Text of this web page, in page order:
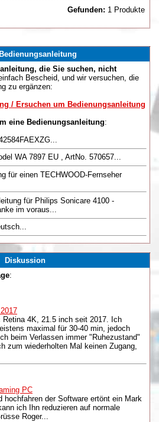
Gefunden: 1 Produkte
die Sie suchen, nicht
Bescheid, und wir versuchen, die
zu ergänzen:
/ Ersuchen um Bedienungsanleitung
eine Bedienungsanleitung:
WA 7897 EU , ArtNo. 570657...
für einen TECHWOOD-Fernseher
für Philips Sonicare 4100 -
im voraus...
Diskussion
:
Retina 4K, 21.5 inch seit 2017. Ich
maximal für 30-40 min, jedoch
beim Verlassen immer "Ruhezustand"
zum wiederholten Mal keinen Zugang,
PC
hochfahren der Software ertönt ein Mark
ich Ihn reduzieren auf normale
Roger...